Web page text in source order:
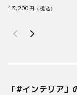
13,200 円（税込）
「#インテリア」